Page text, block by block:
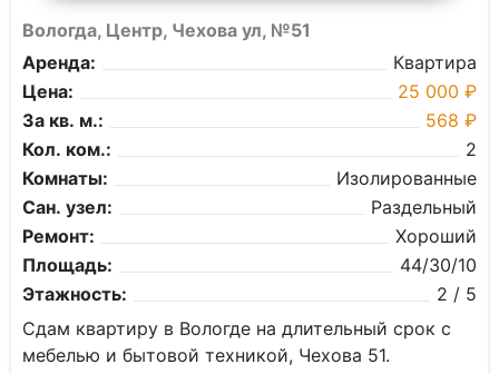
Вологда, Центр, Чехова ул, №51
Аренда:
Квартира
Цена:
25 000 ₽
За кв. м.:
568 ₽
Кол. ком.:
2
Комнаты:
Изолированные
Сан. узел:
Раздельный
Ремонт:
Хороший
Площадь:
44/30/10
Этажность:
2 / 5
Сдам квартиру в Вологде на длительный срок с
мебелью и бытовой техникой, Чехова 51.